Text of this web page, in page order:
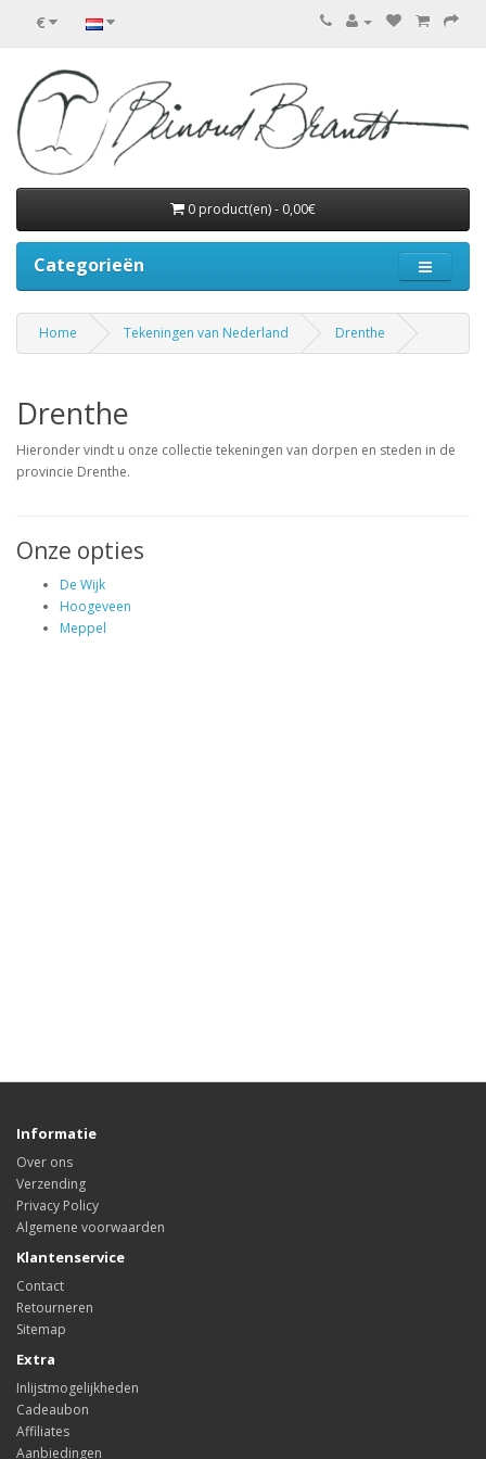
€
0 product(en) - 0,00€
Categorieën
Home Tekeningen van Nederland Drenthe
Drenthe
Hieronder vindt u onze collectie tekeningen van dorpen en steden in de
provincie Drenthe.
Onze opties
De Wijk
Hoogeveen
Meppel
Informatie
Over ons
Verzending
Privacy Policy
Algemene voorwaarden
Klantenservice
Contact
Retourneren
Sitemap
Extra
Inlijstmogelijkheden
Cadeaubon
Affiliates
Aanbiedingen